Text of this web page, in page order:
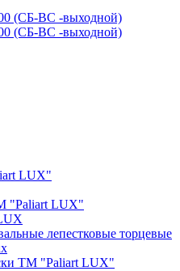
(СБ-ВС -выходной)
(СБ-ВС -выходной)
LUX"
"Paliart LUX"
лепестковые торцевые
ТМ "Paliart LUX"